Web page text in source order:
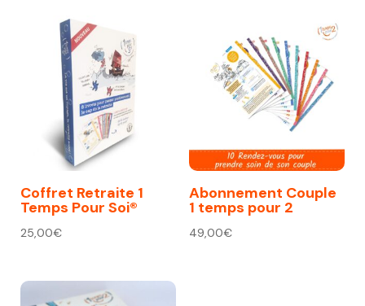
Coffret Retraite 1
Temps Pour Soi®
25,00€
Abonnement Couple
1 temps pour 2
49,00€